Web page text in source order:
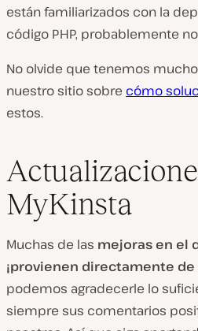
están familiarizados con la
código PHP, probablemente
No olvide que tenemos
nuestro sitio sobre cómo
estos.
MyKinsta
Muchas de las mejoras en el
¡provienen directamente
podemos agradecerle lo
siempre sus comentarios